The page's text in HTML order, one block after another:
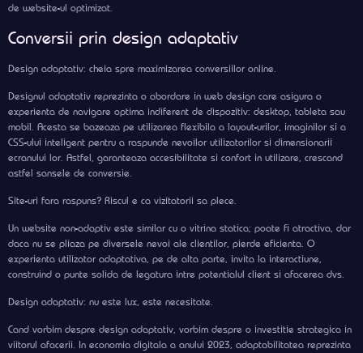
de website-ul optimizat.
Conversii prin design adaptativ
Design adaptativ: cheia spre maximizarea conversiilor online.
Designul adaptativ reprezinta o abordare in web design care asigura o
experienta de navigare optima indiferent de dispozitiv: desktop, tableta sau
mobil. Acesta se bazeaza pe utilizarea flexibila a layout-urilor, imaginilor si a
CSS-ului inteligent pentru a raspunde nevoilor utilizatorilor si dimensionarii
ecranului lor. Astfel, garanteaza accesibilitate si confort in utilizare, crescand
astfel sansele de conversie.
Site-uri fara raspuns? Riscul e ca vizitatorii sa plece.
Un website non-adaptiv este similar cu o vitrina statica; poate fi atractiva, dar
daca nu se pliaza pe diversele nevoi ale clientilor, pierde eficienta. O
experienta utilizator adaptativa, pe de alta parte, invita la interactiune,
construind o punte solida de legatura intre potentialul client si afacerea dvs.
Design adaptativ: nu este lux, este necesitate.
Cand vorbim despre design adaptativ, vorbim despre o investitie strategica in
viitorul afacerii. In economia digitala a anului 2023, adaptabilitatea reprezinta